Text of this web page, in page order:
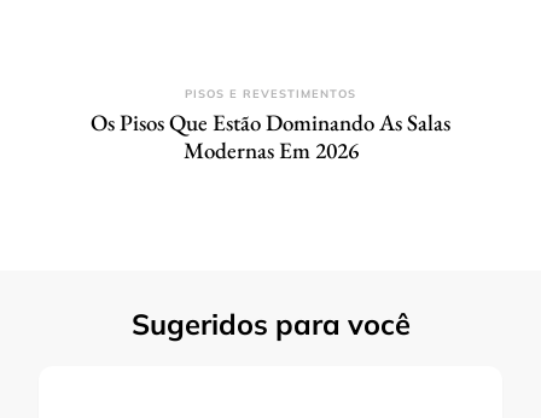
PISOS E REVESTIMENTOS
Os Pisos Que Estão Dominando As Salas
Modernas Em 2026
Sugeridos para você